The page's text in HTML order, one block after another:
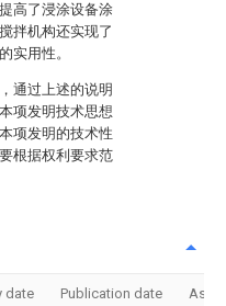
高了浸涂设备涂
拌机构还实现了
实用性。
通过上述的说明
项发明技术思想
项发明的技术性
根据权利要求范
date Publication date